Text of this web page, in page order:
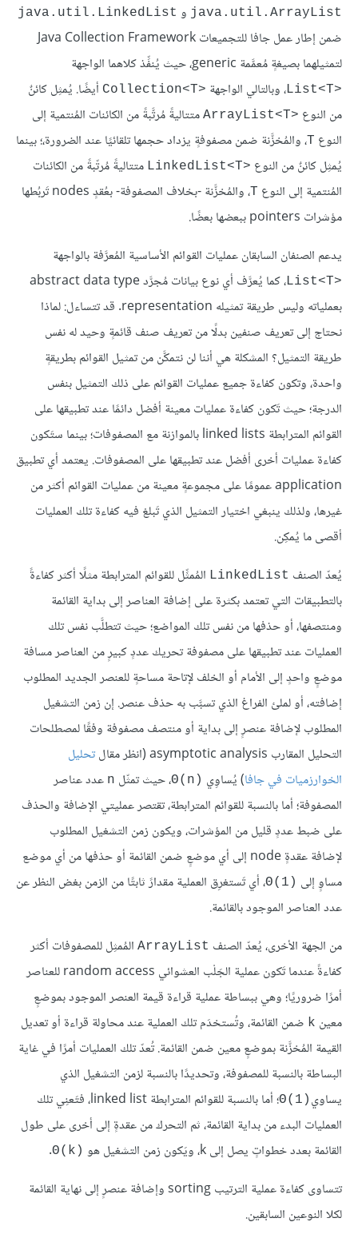
java.util.ArrayList و java.util.LinkedList
ضمن إطار عمل جافا للتجميعات Java Collection Framework
لتمثيلهما بصيغةٍ مُعمَّمة generic، حيث يُنفِّذ كلاهما الواجهة
List<T>‎، وبالتالي الواجهة Collection<T>‎ أيضًا. يُمثِل كائنٌ
من النوع ArrayList<T>‎ متتاليةً مُرتَّبةً من الكائنات المُنتمية إلى
النوع T، والمُخزَّنة ضمن مصفوفةٍ يزداد حجمها تلقائيًا عند الضرورة،؛ بينما
يُمثِل كائنٌ من النوع LinkedList<T>‎ متتاليةً مُرتّبةً من الكائنات
المُنتمية إلى النوع T
، والمُخزَّنة -بخلاف المصفوفة- بعُقدٍ nodes تَربُطها
مؤشرات pointers ببعضها بعضًا.
يدعم الصنفان السابقان عمليات القوائم الأساسية المُعرَّفة بالواجهة
List<T>‎
، كما يُعرَّف أي نوع بيانات مُجرَّد abstract data type
بعملياته وليس طريقة تمثيله representation. قد تتساءل: لماذا
نحتاج إلى تعريف صنفين بدلًا من تعريف صنف قائمةٍ وحيد له نفس
طريقة التمثيل؟ المشكلة هي أننا لن نتمكَّن من تمثيل القوائم بطريقةٍ
واحدة، وتكون كفاءة جميع عمليات القوائم على ذلك التمثيل بنفس
الدرجة؛ حيث تَكون كفاءة عمليات معينة أفضل دائمًا عند تطبيقها على
القوائم المترابطة linked lists بالموازنة مع المصفوفات؛ بينما ستَكون
كفاءة عمليات أخرى أفضل عند تطبيقها على المصفوفات. يعتمد أي تطبيق
application عمومًا على مجموعةٍ معينة من عمليات القوائم أكثر من
غيرها، ولذلك ينبغي اختيار التمثيل الذي تَبلغ فيه كفاءة تلك العمليات
أقصى ما يُمكِن.
يُعدّ الصنف LinkedList المُمثِّل للقوائم المترابطة مثلًا أكثر كفاءةً
بالتطبيقات التي تعتمد بكثرة على إضافة العناصر إلى بداية القائمة
ومنتصفها، أو حذفها من نفس تلك المواضع؛ حيث تتطلَّب نفس تلك
العمليات عند تطبيقها على مصفوفة تحريك عددٍ كبيرٍ من العناصر مسافة
موضعٍ واحدٍ إلى الأمام أو الخلف لإتاحة مساحةٍ للعنصر الجديد المطلوب
إضافته، أو لملئ الفراغ الذي تسبَّب به حذف عنصر. إن زمن التشغيل
المطلوب لإضافة عنصرٍ إلى بداية أو منتصف مصفوفة وفقًا لمصطلحات
التحليل المقارب asymptotic analysis (انظر مقال
تحليل
الخوارزميات في جافا) يُساوِي Θ(n)‎، حيث تمثّل n عدد عناصر
المصفوفة؛ أما بالنسبة للقوائم المترابطة، تقتصر عمليتي الإضافة والحذف
على ضبط عددٍ قليل من المؤشرات، ويكون زمن التشغيل المطلوب
لإضافة عقدةٍ node إلى أي موضعٍ ضمن القائمة أو حذفها من أي موضع
مساوٍ إلى Θ(1)‎، أي تَستغرِق العملية مقدارً ثابتًا من الزمن بغض النظر عن
عدد العناصر الموجود بالقائمة.
من الجهة الأخرى، يُعدّ الصنف ArrayList المُمثِل للمصفوفات أكثر
كفاءةً عندما تَكون عملية الجَلْب العشوائي random access للعناصر
أمرًا ضروريًا؛ وهي ببساطة عملية قراءة قيمة العنصر الموجود بموضعٍ
معين k ضمن القائمة، وتُستخدَم تلك العملية عند محاولة قراءة أو تعديل
القيمة المُخزَّنة بموضعٍ معين ضمن القائمة. تُعدّ تلك العمليات أمرًا في غاية
البساطة بالنسبة للمصفوفة، وتحديدًا بالنسبة لزمن التشغيل الذي
يساوي Θ(1)‎
؛ أما بالنسبة للقوائم المترابطة linked list، فتَعنِي تلك
العمليات البدء من بداية القائمة، ثم التحرك من عقدةٍ إلى أخرى على طول
القائمة بعدد خطواتٍ يصل إلى k، ويَكون زمن التشغيل هو
Θ(k)‎
.
تتساوى كفاءة عملية الترتيب sorting وإضافة عنصرٍ إلى نهاية القائمة
لكلا النوعين السابقين.